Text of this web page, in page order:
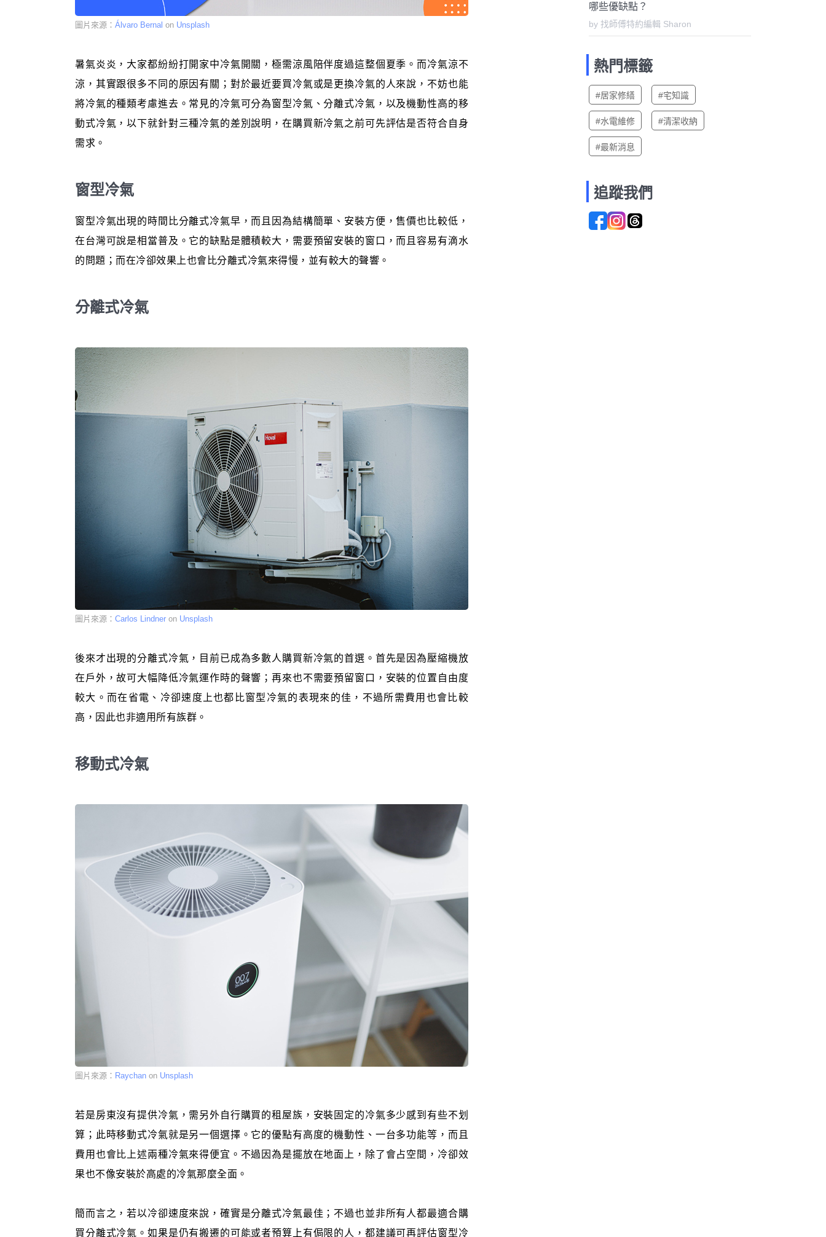
圖片來源： Álvaro Bernal on Unsplash
暑氣炎炎，大家都紛紛打開家中冷氣開關，極需涼風陪伴度過這整個夏季。而冷氣涼不
涼，其實跟很多不同的原因有關；對於最近要買冷氣或是更換冷氣的人來說，不妨也能
將冷氣的種類考慮進去。常見的冷氣可分為窗型冷氣、分離式冷氣，以及機動性高的移
動式冷氣，以下就針對三種冷氣的差別說明，在購買新冷氣之前可先評估是否符合自身
需求。
窗型冷氣
窗型冷氣出現的時間比分離式冷氣早，而且因為結構簡單、安裝方便，售價也比較低，
在台灣可說是相當普及。它的缺點是體積較大，需要預留安裝的窗口，而且容易有滴水
的問題；而在冷卻效果上也會比分離式冷氣來得慢，並有較大的聲響。
分離式冷氣
圖片來源： Carlos Lindner on Unsplash
後來才出現的分離式冷氣，目前已成為多數人購買新冷氣的首選。首先是因為壓縮機放
在戶外，故可大幅降低冷氣運作時的聲響；再來也不需要預留窗口，安裝的位置自由度
較大。而在省電、冷卻速度上也都比窗型冷氣的表現來的佳，不過所需費用也會比較
高，因此也非適用所有族群。
移動式冷氣
圖片來源： Raychan on Unsplash
若是房東沒有提供冷氣，需另外自行購買的租屋族，安裝固定的冷氣多少感到有些不划
算；此時移動式冷氣就是另一個選擇。它的優點有高度的機動性、一台多功能等，而且
費用也會比上述兩種冷氣來得便宜。不過因為是擺放在地面上，除了會占空間，冷卻效
果也不像安裝於高處的冷氣那麼全面。
簡而言之，若以冷卻速度來說，確實是分離式冷氣最佳；不過也並非所有人都最適合購
買分離式冷氣。如果是仍有搬遷的可能或者預算上有侷限的人，都建議可再評估窗型冷
哪些優缺點？
by 找師傅特約編輯 Sharon
熱門標籤
#居家修繕 #宅知識
#水電維修 #清潔收納
#最新消息
追蹤我們